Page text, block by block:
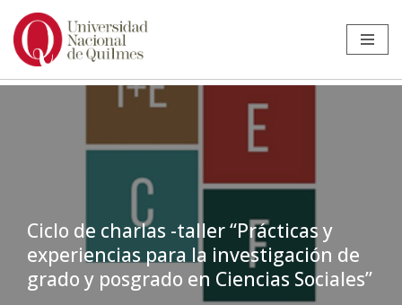
Ir
Ciclo de charlas -taller “Prácticas y
experiencias para la investigación de
grado y posgrado en Ciencias Sociales”
Inicio Noticias » Ciclo de charlas -taller “Prácticas y experiencias